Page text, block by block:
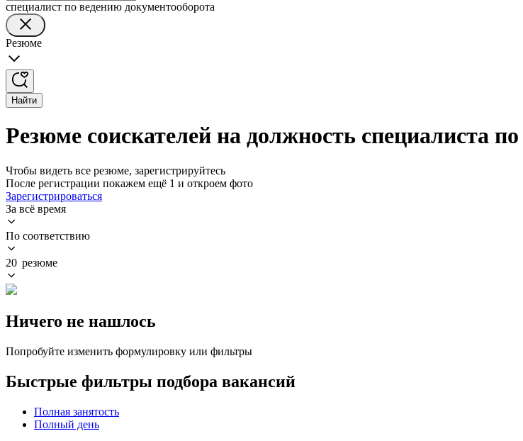
специалист по ведению документооборота
Резюме
Найти
Резюме соискателей на должность специалиста
Чтобы видеть все резюме, зарегистрируйтесь
После регистрации покажем ещё 1 и откроем фото
Зарегистрироваться
За всё время
По соответствию
20 резюме
Ничего не нашлось
Попробуйте изменить формулировку или фильтры
Быстрые фильтры подбора вакансий
Полная занятость
Полный день